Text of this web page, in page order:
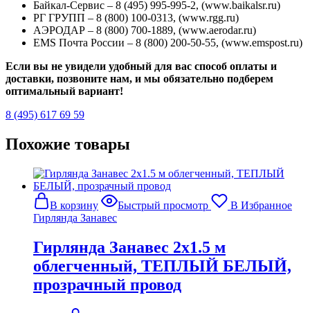
Байкал-Сервис – 8 (495) 995-995-2, (www.baikalsr.ru)
РГ ГРУПП – 8 (800) 100-0313, (www.rgg.ru)
АЭРОДАР – 8 (800) 700-1889, (www.aerodar.ru)
EMS Почта России – 8 (800) 200-50-55, (www.emspost.ru)
Если вы не увидели удобный для вас способ оплаты и
доставки, позвоните нам, и мы обязательно подберем
оптимальный вариант!
8 (495) 617 69 59
Похожие товары
В корзину Быстрый просмотр
В Избранное
Гирлянда Занавес
Гирлянда Занавес 2х1.5 м
облегченный, ТЕПЛЫЙ БЕЛЫЙ,
прозрачный провод